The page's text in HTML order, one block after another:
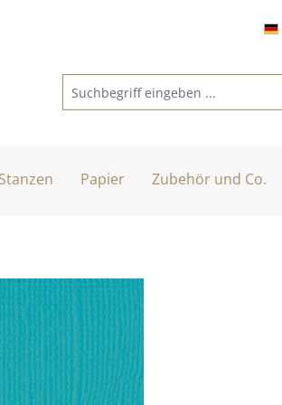
Stanzen Papier Zubehör und Co.